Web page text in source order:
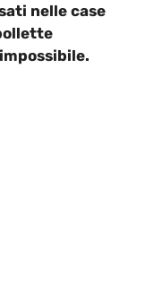
nelle case